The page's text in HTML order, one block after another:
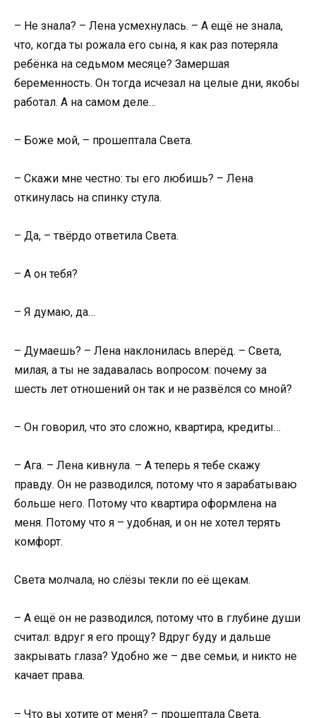
– Не знала? – Лена усмехнулась. – А ещё не знала,
что, когда ты рожала его сына, я как раз потеряла
ребёнка на седьмом месяце? Замершая
беременность. Он тогда исчезал на целые дни, якобы
работал. А на самом деле…
– Боже мой, – прошептала Света.
– Скажи мне честно: ты его любишь? – Лена
откинулась на спинку стула.
– Да, – твёрдо ответила Света.
– А он тебя?
– Я думаю, да…
– Думаешь? – Лена наклонилась вперёд. – Света,
милая, а ты не задавалась вопросом: почему за
шесть лет отношений он так и не развёлся со мной?
– Он говорил, что это сложно, квартира, кредиты…
– Ага. – Лена кивнула. – А теперь я тебе скажу
правду. Он не разводился, потому что я зарабатываю
больше него. Потому что квартира оформлена на
меня. Потому что я – удобная, и он не хотел терять
комфорт.
Света молчала, но слёзы текли по её щекам.
– А ещё он не разводился, потому что в глубине души
считал: вдруг я его прощу? Вдруг буду и дальше
закрывать глаза? Удобно же – две семьи, и никто не
качает права.
– Что вы хотите от меня? – прошептала Света.